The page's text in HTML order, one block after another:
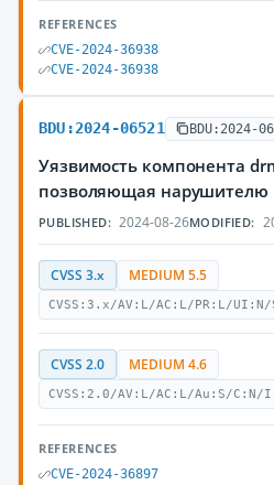
REFERENCES
CVE-2024-36938
CVE-2024-36938
BDU:2024-06521 BDU:2024-
Уязвимость компонента
позволяющая нарушителю
PUBLISHED: 2024-08-26MODIFIED:
CVSS 3.x MEDIUM 5.5
CVSS:3.x/AV:L/AC:L/PR:L/
CVSS 2.0 MEDIUM 4.6
CVSS:2.0/AV:L/AC:L/Au:S/C:N/
REFERENCES
CVE-2024-36897